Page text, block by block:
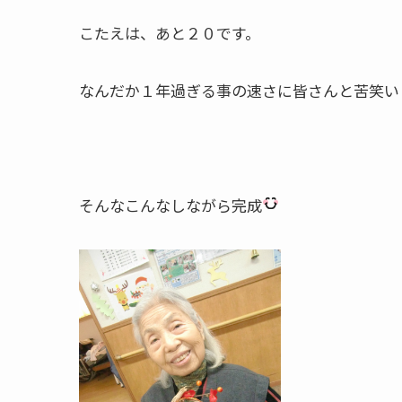
こたえは、あと２０です。
なんだか１年過ぎる事の速さに皆さんと苦笑
そんなこんなしながら完成